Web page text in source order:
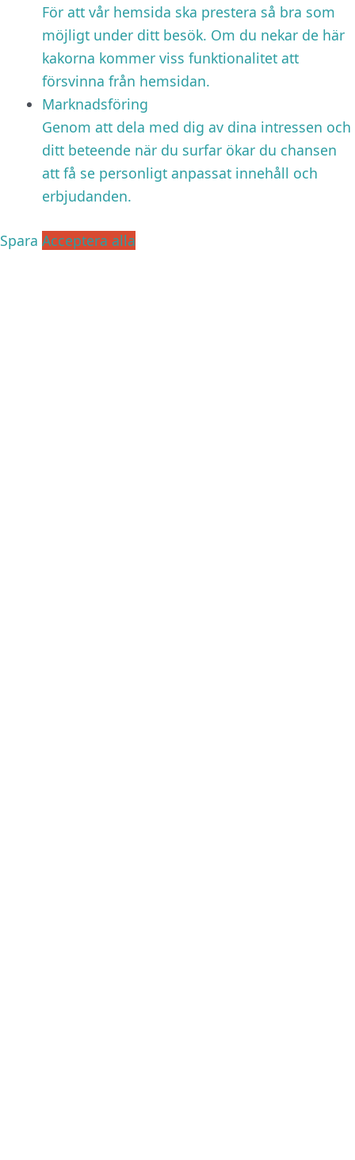
För att vår hemsida ska prestera så bra som
möjligt under ditt besök. Om du nekar de här
kakorna kommer viss funktionalitet att
försvinna från hemsidan.
Marknadsföring
Genom att dela med dig av dina intressen och
ditt beteende när du surfar ökar du chansen
att få se personligt anpassat innehåll och
erbjudanden.
Spara Acceptera alla